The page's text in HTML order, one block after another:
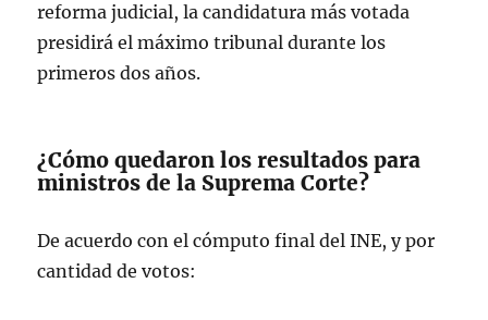
reforma judicial, la candidatura más votada
presidirá el máximo tribunal durante los
primeros dos años.
¿Cómo quedaron los resultados para
ministros de la Suprema Corte?
De acuerdo con el cómputo final del INE, y por
cantidad de votos: